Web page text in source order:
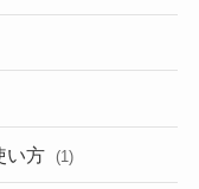
い方 (1)